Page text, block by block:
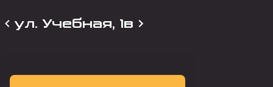
ул. Учебная, 1в